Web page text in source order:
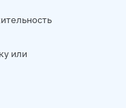
или